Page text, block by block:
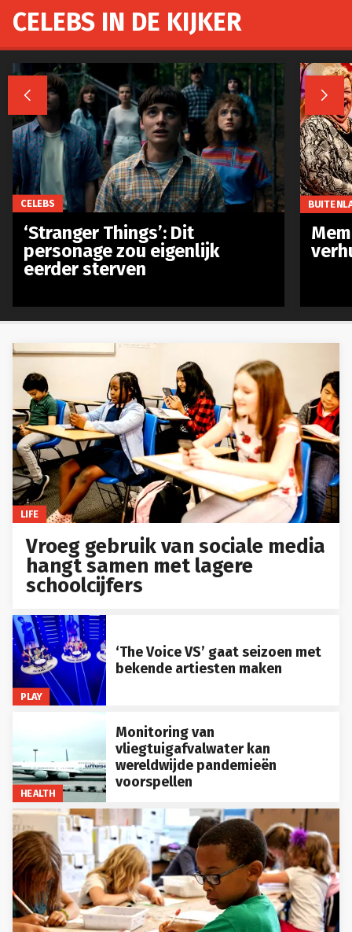
LIFE
Vroeg gebruik van sociale media
hangt samen met lagere
schoolcijfers
PLAY
‘The Voice VS’ gaat seizoen met
bekende artiesten maken
HEALTH
Monitoring van
vliegtuigafvalwater kan
wereldwijde pandemieën
voorspellen
CELEBS IN DE KIJKER
 
CELEBS
‘Stranger Things’: Dit
personage zou eigenlijk
eerder sterven